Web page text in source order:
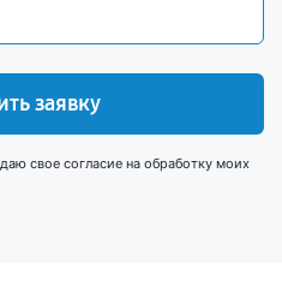
заявку
свое согласие на обработку моих